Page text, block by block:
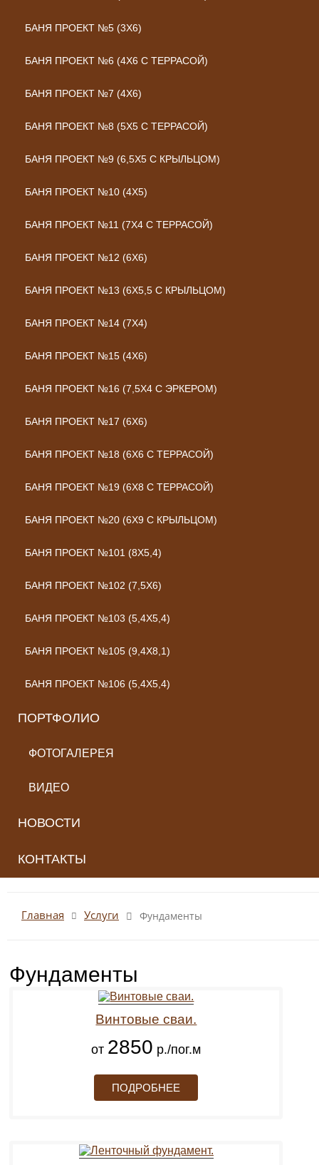
БАНЯ ПРОЕКТ №5 (3Х6)
БАНЯ ПРОЕКТ №6 (4Х6 С ТЕРРАСОЙ)
БАНЯ ПРОЕКТ №7 (4Х6)
БАНЯ ПРОЕКТ №8 (5Х5 С ТЕРРАСОЙ)
БАНЯ ПРОЕКТ №9 (6,5Х5 С КРЫЛЬЦОМ)
БАНЯ ПРОЕКТ №10 (4Х5)
БАНЯ ПРОЕКТ №11 (7Х4 С ТЕРРАСОЙ)
БАНЯ ПРОЕКТ №12 (6Х6)
БАНЯ ПРОЕКТ №13 (6Х5,5 С КРЫЛЬЦОМ)
БАНЯ ПРОЕКТ №14 (7Х4)
БАНЯ ПРОЕКТ №15 (4Х6)
БАНЯ ПРОЕКТ №16 (7,5Х4 С ЭРКЕРОМ)
БАНЯ ПРОЕКТ №17 (6Х6)
БАНЯ ПРОЕКТ №18 (6Х6 С ТЕРРАСОЙ)
БАНЯ ПРОЕКТ №19 (6Х8 С ТЕРРАСОЙ)
БАНЯ ПРОЕКТ №20 (6Х9 С КРЫЛЬЦОМ)
БАНЯ ПРОЕКТ №101 (8X5,4)
БАНЯ ПРОЕКТ №102 (7,5X6)
БАНЯ ПРОЕКТ №103 (5,4X5,4)
БАНЯ ПРОЕКТ №105 (9,4X8,1)
БАНЯ ПРОЕКТ №106 (5,4X5,4)
ПОРТФОЛИО
ФОТОГАЛЕРЕЯ
ВИДЕО
НОВОСТИ
КОНТАКТЫ
Главная Услуги Фундаменты
Фундаменты
Винтовые сваи.
от 2850 р./пог.м
ПОДРОБНЕЕ